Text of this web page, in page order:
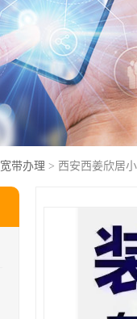
宽带办理 > 西安西姜欣居